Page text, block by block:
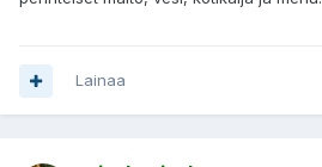
Lainaa